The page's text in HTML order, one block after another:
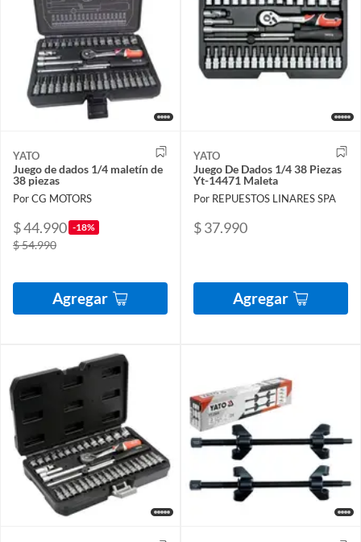
YATO
Juego de dados 1/4 maletín de
38 piezas
Por CG MOTORS
$ 44.990 -18%
$ 54.990
Agregar
YATO
Juego De Dados 1/4 38 Piezas
Yt-14471 Maleta
Por REPUESTOS LINARES SPA
$ 37.990
Agregar